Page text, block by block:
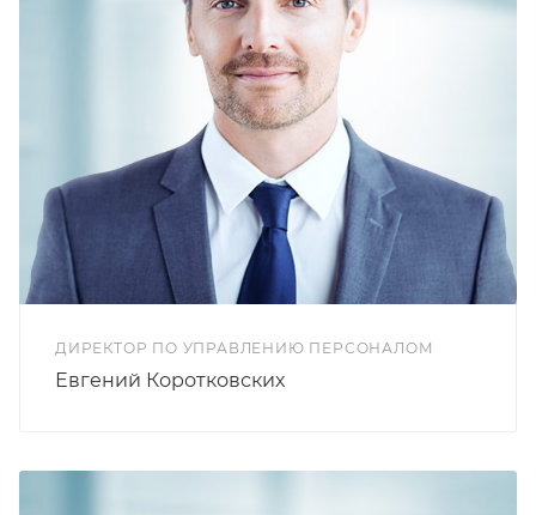
ДИРЕКТОР ПО УПРАВЛЕНИЮ ПЕРСОНАЛОМ
Евгений Коротковских